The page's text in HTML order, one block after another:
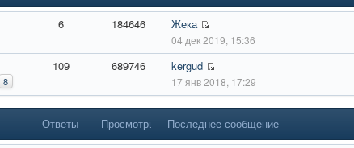
6 184646 Жека
04 дек 2019, 15:36
8
109 689746 kergud
17 янв 2018, 17:29
Ответы Просмотры Последнее сообщение